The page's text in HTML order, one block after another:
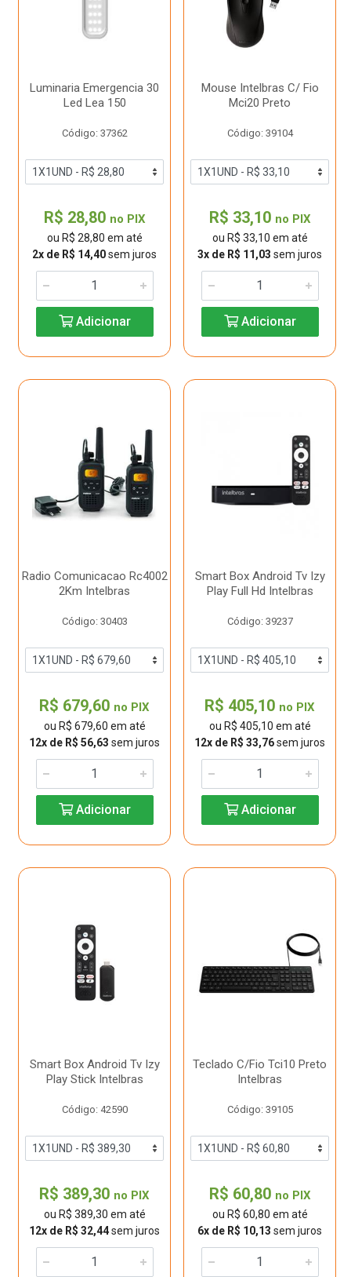
Luminaria Emergencia 30
Led Lea 150
Código: 37362
R$ 28,80 no PIX
ou R$ 28,80 em até
2x de R$ 14,40sem juros
Adicionar
Mouse Intelbras C/ Fio
Mci20 Preto
Código: 39104
R$ 33,10 no PIX
ou R$ 33,10 em até
3x de R$ 11,03 sem juros
Adicionar
Radio Comunicacao Rc4002
2Km Intelbras
Código: 30403
R$ 679,60 no PIX
ou R$ 679,60 em até
12x de R$ 56,63 sem juros
Adicionar
Smart Box Android Tv Izy
Play Full Hd Intelbras
Código: 39237
R$ 405,10 no PIX
ou R$ 405,10 em até
12x de R$ 33,76sem juros
Adicionar
Smart Box Android Tv Izy
Play Stick Intelbras
Código: 42590
R$ 389,30 no PIX
ou R$ 389,30 em até
12x de R$ 32,44sem juros
Teclado C/Fio Tci10 Preto
Intelbras
Código: 39105
R$ 60,80 no PIX
ou R$ 60,80 em até
6x de R$ 10,13 sem juros